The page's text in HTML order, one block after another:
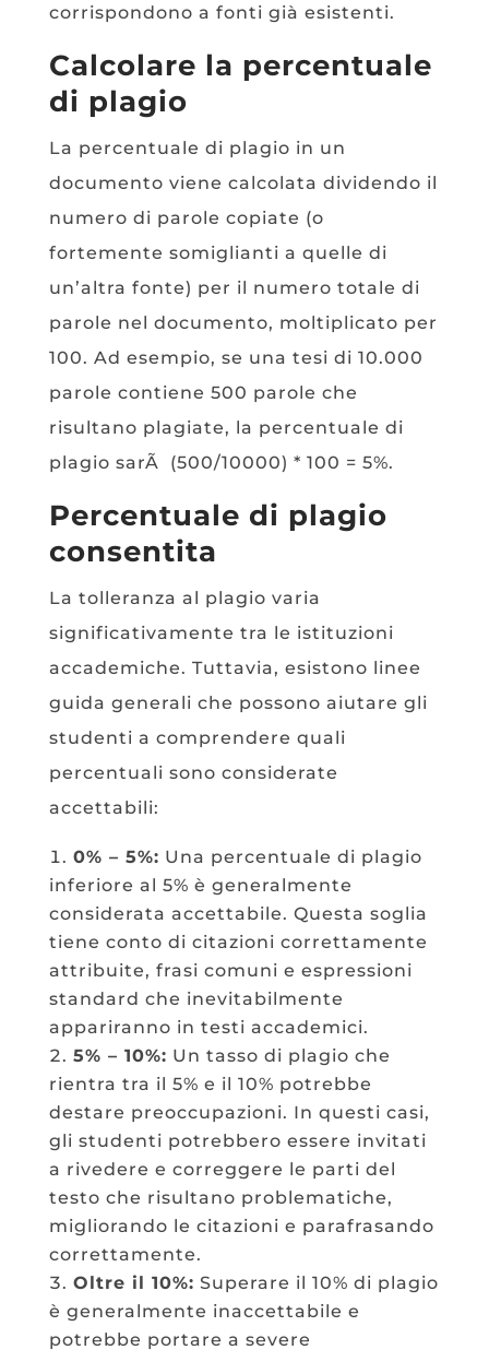
corrispondono a fonti già esistenti.
Calcolare la percentuale
di plagio
La percentuale di plagio in un
documento viene calcolata dividendo il
numero di parole copiate (o
fortemente somiglianti a quelle di
un’altra fonte) per il numero totale di
parole nel documento, moltiplicato per
100. Ad esempio, se una tesi di 10.000
parole contiene 500 parole che
risultano plagiate, la percentuale di
plagio sarÃ (500/10000) * 100 = 5%.
Percentuale di plagio
consentita
La tolleranza al plagio varia
significativamente tra le istituzioni
accademiche. Tuttavia, esistono linee
guida generali che possono aiutare gli
studenti a comprendere quali
percentuali sono considerate
accettabili:
0% – 5%: Una percentuale di plagio
inferiore al 5% è generalmente
considerata accettabile. Questa soglia
tiene conto di citazioni correttamente
attribuite, frasi comuni e espressioni
standard che inevitabilmente
appariranno in testi accademici.
5% – 10%: Un tasso di plagio che
rientra tra il 5% e il 10% potrebbe
destare preoccupazioni. In questi casi,
gli studenti potrebbero essere invitati
a rivedere e correggere le parti del
testo che risultano problematiche,
migliorando le citazioni e parafrasando
correttamente.
Oltre il 10%: Superare il 10% di plagio
è generalmente inaccettabile e
potrebbe portare a severe